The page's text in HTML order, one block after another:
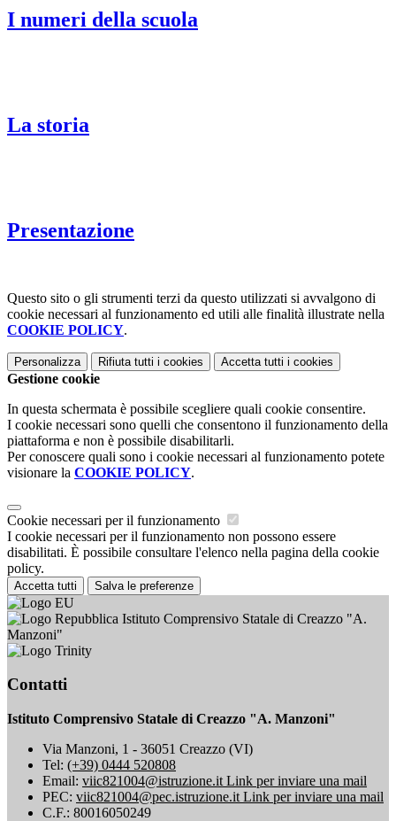
I numeri della scuola
La storia
Presentazione
Questo sito o gli strumenti terzi da questo utilizzati si avvalgono di
cookie necessari al funzionamento ed utili alle finalità illustrate nella
COOKIE POLICY.
Personalizza Rifiuta tutti i cookies Accetta tutti i cookies
Gestione cookie
In questa schermata è possibile scegliere quali cookie consentire.
I cookie necessari sono quelli che consentono il funzionamento della
piattaforma e non è possibile disabilitarli.
Per conoscere quali sono i cookie necessari al funzionamento potete
visionare la COOKIE POLICY.
Cookie necessari per il funzionamento
I cookie necessari per il funzionamento non possono essere
disabilitati. È possibile consultare l'elenco nella pagina della cookie
policy.
Accetta tutti Salva le preferenze
Istituto Comprensivo Statale di Creazzo "A.
Manzoni"
Contatti
Istituto Comprensivo Statale di Creazzo "A. Manzoni"
Via Manzoni, 1 - 36051 Creazzo (VI)
Tel: (+39) 0444 520808
Email: viic821004@istruzione.it Link per inviare una mail
PEC: viic821004@pec.istruzione.it Link per inviare una mail
C.F.: 80016050249